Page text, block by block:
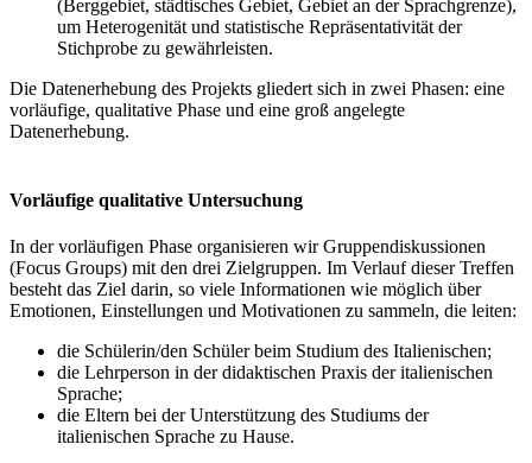
(Berggebiet, städtisches Gebiet, Gebiet an der Sprachgrenze),
um Heterogenität und statistische Repräsentativität der
Stichprobe zu gewährleisten.
Die Datenerhebung des Projekts gliedert sich in zwei Phasen: eine
vorläufige, qualitative Phase und eine groß angelegte
Datenerhebung.
Vorläufige qualitative Untersuchung
In der vorläufigen Phase organisieren wir Gruppendiskussionen
(Focus Groups) mit den drei Zielgruppen. Im Verlauf dieser Treffen
besteht das Ziel darin, so viele Informationen wie möglich über
Emotionen, Einstellungen und Motivationen zu sammeln, die leiten:
die Schülerin/den Schüler beim Studium des Italienischen;
die Lehrperson in der didaktischen Praxis der italienischen
Sprache;
die Eltern bei der Unterstützung des Studiums der
italienischen Sprache zu Hause.